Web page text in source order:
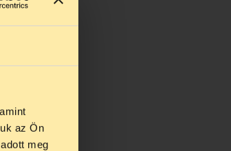
az Ön
meg